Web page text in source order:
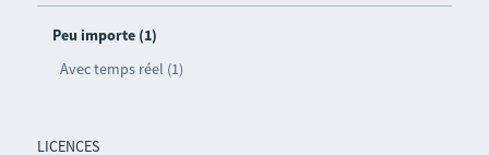
Peu importe (1)
Avec temps réel (1)
LICENCES